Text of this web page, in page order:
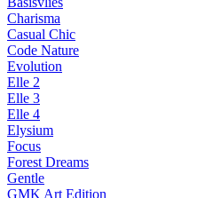
Charisma
Casual Chic
Code Nature
Evolution
Elle 2
Elle 3
Elle 4
Elysium
Focus
Forest Dreams
Gentle
GMK Art Edition